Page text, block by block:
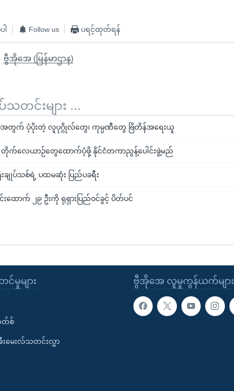
ါ Follow us ပရင့်ထုတ်ရန်
ဗွီအိုအေ (မြန်မာဌာန)
တင်းများ ...
အတွက် ပံ့ပိုးတဲ့ လူပုဂ္ဂိုလ်တွေ၊ ကုမ္ပဏီတွေ ဗြိတိန်အရေးယူ
က်လေယာဉ်တွေထောက်ပံ့ဖို့ နိုင်ငံတကာညွန့်ပေါင်းဖွဲ့မည်
းချုပ်သစ်ရဲ့ ပထမဆုံး ပြည်ပခရီး
ထောက် ၂၉ ဦးကို ရုရှားပြည်ဝင်ခွင့် ပိတ်ပင်
ဗွီအိုအေ လူမှုကွန်ယက်များ
င်မှုများ
တ်စ်
းမေးလ်သတင်းလွှာ